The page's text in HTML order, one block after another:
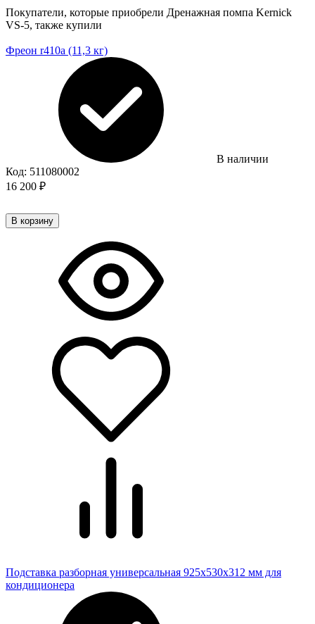
Покупатели, которые приобрели Дренажная помпа Kernick
VS-5, также купили
Фреон r410a (11,3 кг)
В наличии
Код: 511080002
16 200 ₽
В корзину
Подставка разборная универсальная 925х530х312 мм для
кондиционера